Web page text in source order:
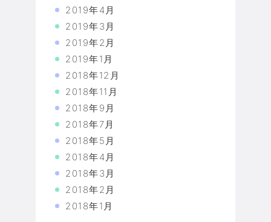
2019年4月
2019年3月
2019年2月
2019年1月
2018年12月
2018年11月
2018年9月
2018年7月
2018年5月
2018年4月
2018年3月
2018年2月
2018年1月